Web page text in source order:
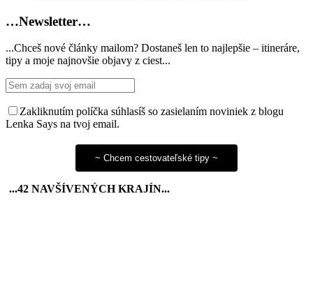
…Newsletter…
...Chceš nové články mailom? Dostaneš len to najlepšie – itineráre,
tipy a moje najnovšie objavy z ciest...
Zakliknutím políčka súhlasíš so zasielaním noviniek z blogu
Lenka Says na tvoj email.
...42 NAVŠÍVENÝCH KRAJÍN...